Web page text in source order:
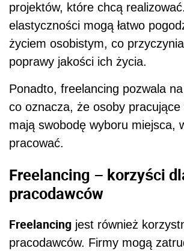
projektów, które chcą
elastyczności mogą łatwo
życiem osobistym, co
poprawy jakości ich życia.
Ponadto, freelancing pozwala
co oznacza, że osoby
mają swobodę wyboru miejsca,
pracować.
Freelancing – korzyści
pracodawców
Freelancing jest również
pracodawców. Firmy mogą